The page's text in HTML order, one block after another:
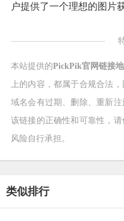
户提供了一个理想的图片
本站提供的PickPik官网链接
上的内容，都属于合规合法
域名会有过期、删除、重新
该链接的正确性和可靠性，
风险自行承担。
类似排行